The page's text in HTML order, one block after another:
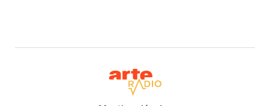
Retour à la page d'accueil